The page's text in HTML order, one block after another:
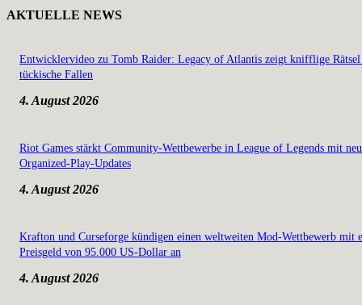
AKTUELLE NEWS
Entwicklervideo zu Tomb Raider: Legacy of Atlantis zeigt knifflige Rätsel
tückische Fallen
4. August 2026
Riot Games stärkt Community-Wettbewerbe in League of Legends mit
Organized-Play-Updates
4. August 2026
Krafton und Curseforge kündigen einen weltweiten Mod-Wettbewerb mit
Preisgeld von 95.000 US-Dollar an
4. August 2026